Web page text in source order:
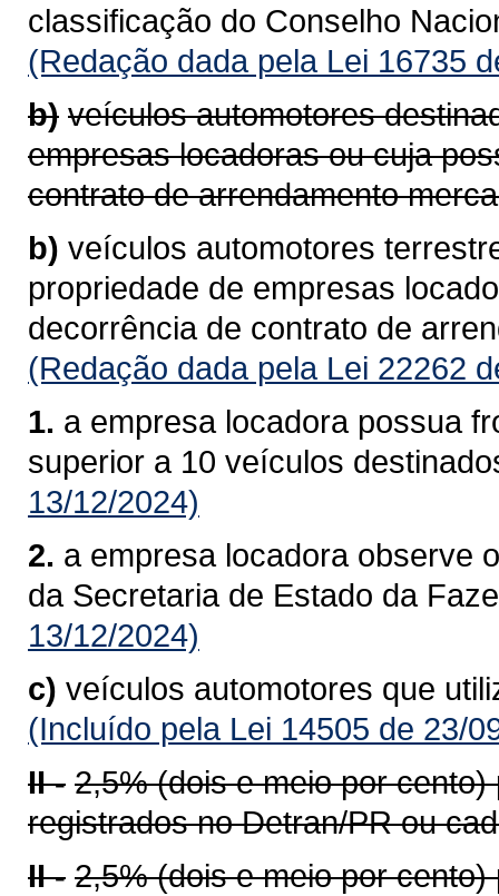
classificação do Conselho
(Redação dada pela Lei 16735
b) veículos automotores
empresas locadoras ou cuja
contrato de arrendamento
b) veículos automotores
propriedade de empresas
decorrência de contrato de
(Redação dada pela Lei 22262
1. a empresa locadora possua
superior a 10 veículos
13/12/2024)
2. a empresa locadora observe
da Secretaria de Estado da
13/12/2024)
c) veículos automotores que
(Incluído pela Lei 14505 de 23/
II - 2,5% (dois e meio por
registrados no Detran/PR ou
II - 2,5% (dois e meio por